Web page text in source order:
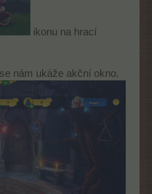
ikonu na hrací
nám ukáže akční okno.